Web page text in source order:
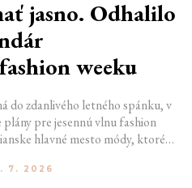
jasno. Odhalilo
weeku
do zdanlivého letného spánku, v
plány pre jesennú vlnu fashion
hlavné mesto módy, ktoré
mená, pozornosť však
7. 2026